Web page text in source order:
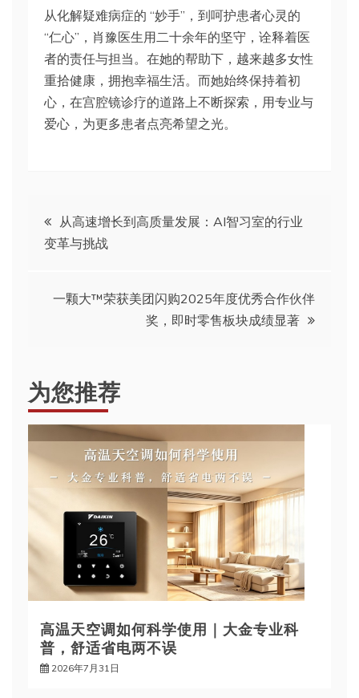
从化解疑难病症的 “妙手”，到呵护患者心灵的
“仁心”，肖豫医生用二十余年的坚守，诠释着医
者的责任与担当。在她的帮助下，越来越多女性
重拾健康，拥抱幸福生活。而她始终保持着初
心，在宫腔镜诊疗的道路上不断探索，用专业与
爱心，为更多患者点亮希望之光。
文
章
导
从高速增长到高质量发展：AI智习室的行业
变革与挑战
一颗大™荣获美团闪购2025年度优秀合作伙伴
奖，即时零售板块成绩显著
为您推荐
高温天空调如何科学使用｜大金专业科
普，舒适省电两不误
2026年7月31日